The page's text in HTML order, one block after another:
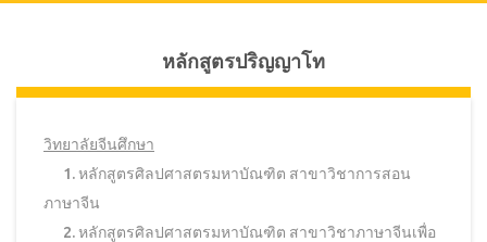
หลักสูตรปริญญาโท
วิทยาลัยจีนศึกษา
1. หลักสูตรศิลปศาสตรมหาบัณฑิต สาขาวิชาการสอน
ภาษาจีน
2. หลักสูตรศิลปศาสตรมหาบัณฑิต สาขาวิชาภาษาจีนเพื่อ